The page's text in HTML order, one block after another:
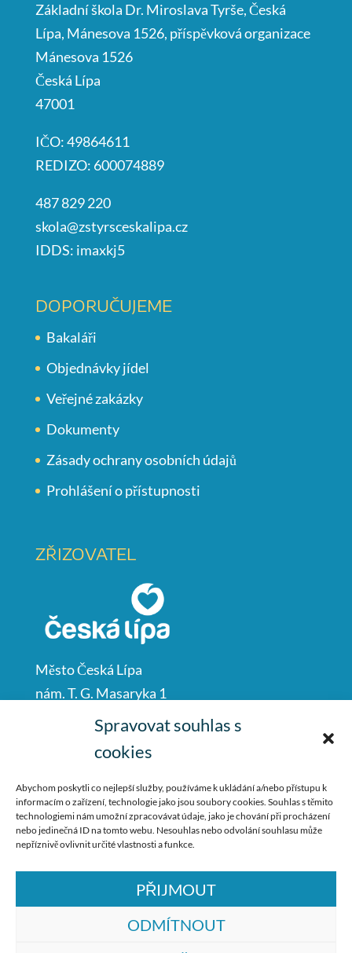
Spravovat souhlas s
cookies
Abychom poskytli co nejlepší služby, používáme k ukládání a/nebo přístupu k
informacím o zařízení, technologie jako jsou soubory cookies. Souhlas s těmito
technologiemi nám umožní zpracovávat údaje, jako je chování při procházení
nebo jedinečná ID na tomto webu. Nesouhlas nebo odvolání souhlasu může
nepříznivě ovlivnit určité vlastnosti a funkce.
PŘIJMOUT
ODMÍTNOUT
Základní škola Dr. Miroslava Tyrše, Česká
Lípa, Mánesova 1526, příspěvková organizace
Mánesova 1526
Česká Lípa
47001
IČO: 49864611
REDIZO: 600074889
487 829 220
skola@zstyrsceskalipa.cz
IDDS: imaxkj5
DOPORUČUJEME
Bakaláři
Objednávky jídel
Veřejné zakázky
Dokumenty
Zásady ochrany osobních údajů
Prohlášení o přístupnosti
ZŘIZOVATEL
Město Česká Lípa
nám. T. G. Masaryka 1
Česká Lípa
487 881 111
podatelna@mucl.cz